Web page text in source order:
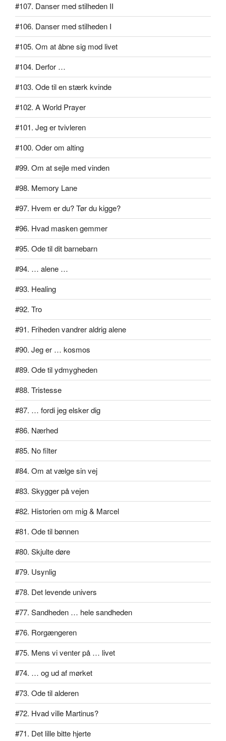
#107. Danser med stilheden II
#106. Danser med stilheden I
#105. Om at åbne sig mod livet
#104. Derfor …
#103. Ode til en stærk kvinde
#102. A World Prayer
#101. Jeg er tvivleren
#100. Oder om alting
#99. Om at sejle med vinden
#98. Memory Lane
#97. Hvem er du? Tør du kigge?
#96. Hvad masken gemmer
#95. Ode til dit barnebarn
#94. … alene …
#93. Healing
#92. Tro
#91. Friheden vandrer aldrig alene
#90. Jeg er … kosmos
#89. Ode til ydmygheden
#88. Tristesse
#87. … fordi jeg elsker dig
#86. Nærhed
#85. No filter
#84. Om at vælge sin vej
#83. Skygger på vejen
#82. Historien om mig & Marcel
#81. Ode til bønnen
#80. Skjulte døre
#79. Usynlig
#78. Det levende univers
#77. Sandheden … hele sandheden
#76. Rorgængeren
#75. Mens vi venter på … livet
#74. … og ud af mørket
#73. Ode til alderen
#72. Hvad ville Martinus?
#71. Det lille bitte hjerte